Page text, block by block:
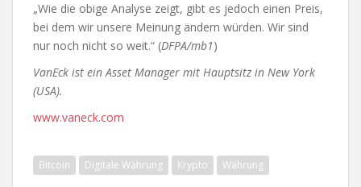
„Wie die obige Analyse zeigt, gibt es jedoch einen Preis,
bei dem wir unsere Meinung ändern würden. Wir sind
nur noch nicht so weit.“ (DFPA/mb1)
VanEck ist ein Asset Manager mit Hauptsitz in New York
(USA).
www.vaneck.com
Bitcoin Digitale Währung Krypto Währung